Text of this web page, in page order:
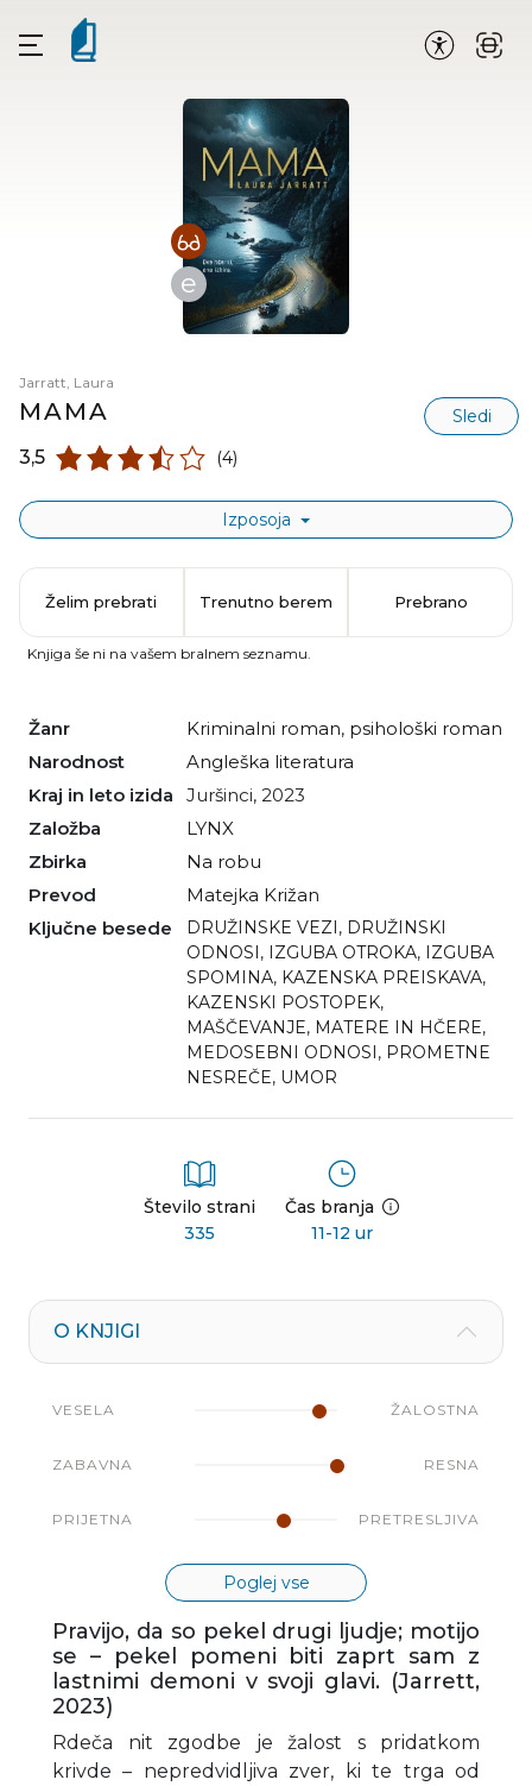
e
Jarratt, Laura
MAMA Sledi
3,5 (4)
Izposoja
Žanr kriminalni roman, psihološki roman
Narodnost
angleška literatura
Kraj in leto izida
Juršinci, 2023
Založba
LYNX
Zbirka
Na robu
Prevod
Matejka Križan
Ključne besede
DRUŽINSKE VEZI, DRUŽINSKI
ODNOSI, IZGUBA OTROKA, IZGUBA
SPOMINA, KAZENSKA PREISKAVA,
KAZENSKI POSTOPEK,
MAŠČEVANJE, MATERE IN HČERE,
MEDOSEBNI ODNOSI, PROMETNE
NESREČE, UMOR
Število strani
335
Čas branja
11-12 ur
Želim prebrati Trenutno berem Prebrano
Knjiga še ni na vašem bralnem seznamu.
O KNJIGI
VESELA ŽALOSTNA
ZABAVNA RESNA
PRIJETNA PRETRESLJIVA
Poglej vse
Pravijo, da so pekel drugi ljudje; motijo
se – pekel pomeni biti zaprt sam z
lastnimi demoni v svoji glavi. (Jarrett,
2023)
Rdeča nit zgodbe je žalost s pridatkom
krivde – nepredvidljiva zver, ki te trga od